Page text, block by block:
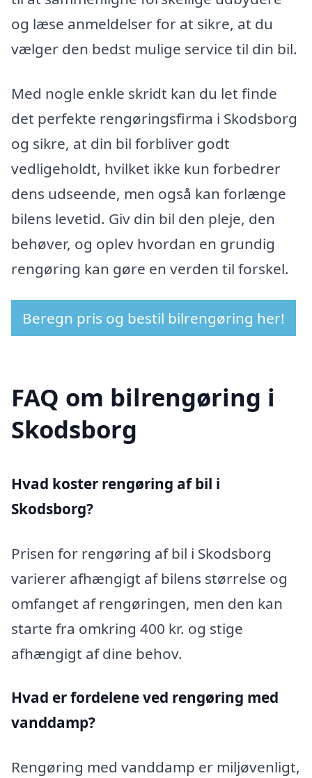
og læse anmeldelser for at sikre, at du
vælger den bedst mulige service til din bil.
Med nogle enkle skridt kan du let finde
det perfekte rengøringsfirma i Skodsborg
og sikre, at din bil forbliver godt
vedligeholdt, hvilket ikke kun forbedrer
dens udseende, men også kan forlænge
bilens levetid. Giv din bil den pleje, den
behøver, og oplev hvordan en grundig
rengøring kan gøre en verden til forskel.
Beregn pris og bestil bilrengøring her!
FAQ om bilrengøring i
Skodsborg
Hvad koster rengøring af bil i
Skodsborg?
Prisen for rengøring af bil i Skodsborg
varierer afhængigt af bilens størrelse og
omfanget af rengøringen, men den kan
starte fra omkring 400 kr. og stige
afhængigt af dine behov.
Hvad er fordelene ved rengøring med
vanddamp?
Rengøring med vanddamp er miljøvenligt,